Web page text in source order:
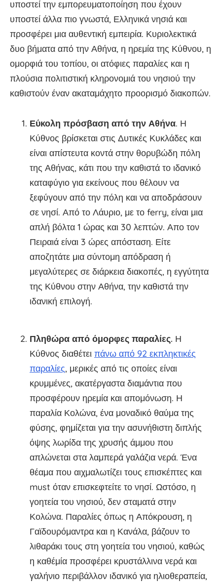
υποστεί την εμπορευματοποίηση που έχουν
υποστεί άλλα πιο γνωστά, Ελληνικά νησιά και
προσφέρει μια αυθεντική εμπειρία. Κυριολεκτικά
δυο βήματα από την Αθήνα, η ηρεμία της Κύθνου, η
ομορφιά του τοπίου, οι ατόφιες παραλίες και η
πλούσια πολιτιστική κληρονομιά του νησιού την
καθιστούν έναν ακαταμάχητο προορισμό διακοπών.
Εύκολη πρόσβαση από την Αθήνα. Η
Κύθνος βρίσκεται στις Δυτικές Κυκλάδες και
είναι απίστευτα κοντά στην θορυβώδη πόλη
της Αθήνας, κάτι που την καθιστά το ιδανικό
καταφύγιο για εκείνους που θέλουν να
ξεφύγουν από την πόλη και να αποδράσουν
σε νησί. Από το Λάυριο, με το ferry, είναι μια
απλή βόλτα 1 ώρας και 30 λεπτών. Απο τον
Πειραιά είναι 3 ώρες απόσταση. Είτε
αποζητάτε μια σύντομη απόδραση ή
μεγαλύτερες σε διάρκεια διακοπές, η εγγύτητα
της Κύθνου στην Αθήνα, την καθιστά την
ιδανική επιλογή.
Πληθώρα από όμορφες παραλίες. Η
Κύθνος διαθέτει πάνω από 92 εκπληκτικές
παραλίες, μερικές από τις οποίες είναι
κρυμμένες, ακατέργαστα διαμάντια που
προσφέρουν ηρεμία και απομόνωση. Η
παραλία Κολώνα, ένα μοναδικό θαύμα της
φύσης, φημίζεται για την ασυνήθιστη διπλής
όψης λωρίδα της χρυσής άμμου που
απλώνεται στα λαμπερά γαλάζια νερά. Ένα
θέαμα που αιχμαλωτίζει τους επισκέπτες και
must όταν επισκεφτείτε το νησί. Ωστόσο, η
γοητεία του νησιού, δεν σταματά στην
Κολώνα. Παραλίες όπως η Απόκρουση, η
Γαϊδουρόμαντρα και η Κανάλα, βάζουν το
λιθαράκι τους στη γοητεία του νησιού, καθώς
η καθέμία προσφέρει κρυστάλλινα νερά και
γαλήνιο περιβάλλον ιδανικό για ηλιοθεραπεία,